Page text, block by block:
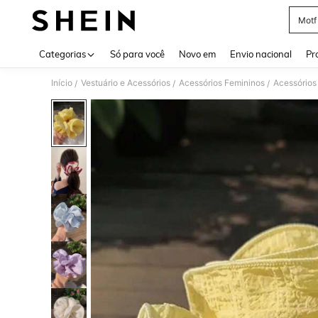
Motf
Categorias Só para você Novo em Envio nacional
Início / Vestuário e Acessórios / Acessórios Femininos /